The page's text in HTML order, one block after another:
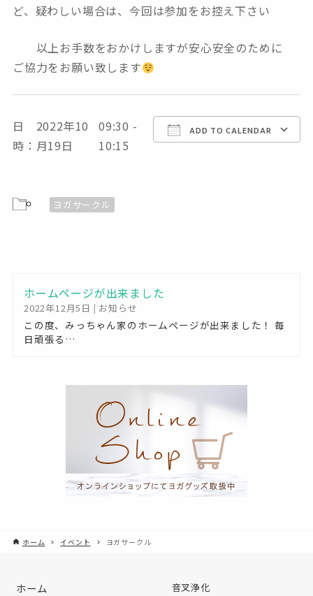
ど、疑わしい場合は、今回は参加をお控え下さい
以上お手数をおかけしますが安心安全のために
ご協力をお願い致します
日
時：
2022年10
月19日
09:30 -
10:15
ADD TO CALENDAR
Download ICS Google Calendar
ヨガサークル
ホームページが出来ました
2022年12月5日 | お知らせ
この度、みっちゃん家のホームページが出来ました！ 毎
日頑張る…
ホーム イベント ヨガサークル
ホーム
音叉浄化